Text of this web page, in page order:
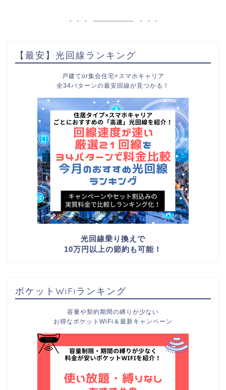
【最安】光回線ランキング
戸建てor集合住宅×スマホキャリア
全34パターンの最安回線が見つかる！
光回線乗り換えで
10万円以上の節約も可能！
ポケットWiFiランキング
容量や契約期間の縛りが少ない
お得なポケットWiFi＆最新キャンペーン